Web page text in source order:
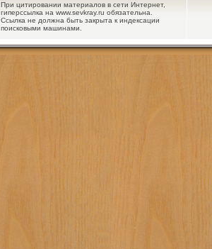
При цитировании материалов в сети Интернет,
гиперссылка на www.sevkray.ru обязательна.
Ссылка не должна быть закрыта к индексации
поисковыми машинами.